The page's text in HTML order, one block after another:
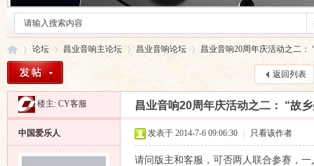
»
论坛
›
昌业音响主论坛 昌业音响论坛
›
昌业音响20周年庆活动之二：
返回列表
楼主: CY客服 昌业音响20周年庆活动之二： “故
中国爱乐人 发表于 2014-7-6 09:06:30 只看该作者
请问版主和客服，可否两人联合参赛，